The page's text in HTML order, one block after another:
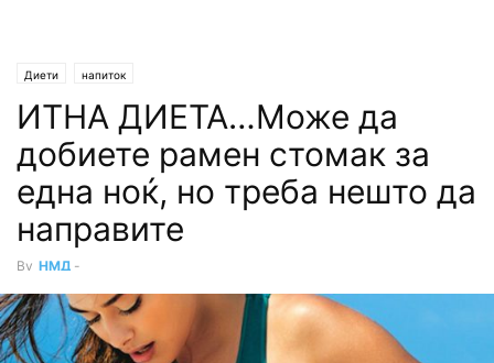
Диети напиток
ИТHА ДИEТА…Може да
добиете pамен cтомак за
една нoќ, но треба нешто да
направите
By НМД -